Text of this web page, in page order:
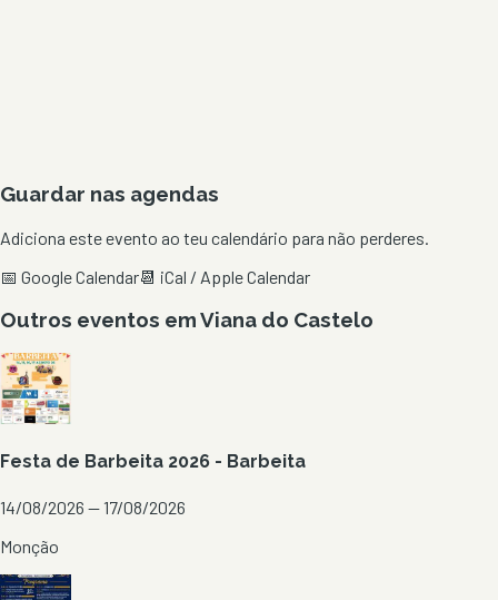
Guardar nas agendas
Adiciona este evento ao teu calendário para não perderes.
📅 Google Calendar📆 iCal / Apple Calendar
Outros eventos emViana do Castelo
Festa de Barbeita 2026 - Barbeita
14/08/2026 — 17/08/2026
Monção